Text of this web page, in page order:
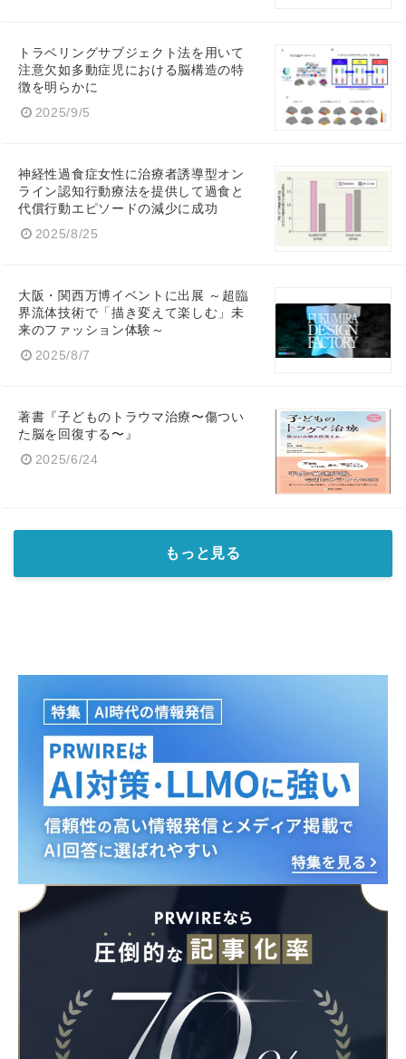
トラベリングサブジェクト法を用いて
注意欠如多動症児における脳構造の特
徴を明らかに
2025/9/5
神経性過食症女性に治療者誘導型オン
ライン認知行動療法を提供して過食と
代償行動エピソードの減少に成功
2025/8/25
大阪・関西万博イベントに出展 ～超臨
界流体技術で「描き変えて楽しむ」未
来のファッション体験～
2025/8/7
著書『子どものトラウマ治療〜傷つい
た脳を回復する〜』
2025/6/24
もっと見る